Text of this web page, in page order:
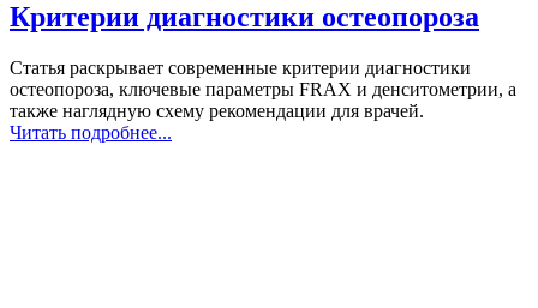
Критерии диагностики остеопороза
Статья раскрывает современные критерии диагностики
остеопороза, ключевые параметры FRAX и денситометрии, а
также наглядную схему рекомендации для врачей.
Читать подробнее...